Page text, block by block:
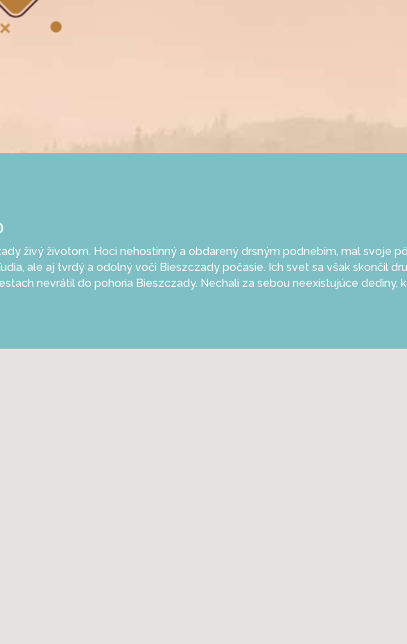
živý životom. Hoci nehostinný a obdarený drsným podnebím, mal svoje
ale aj tvrdý a odolný voči Bieszczady počasie. Ich svet sa však skončil
nevrátil do pohoria Bieszczady. Nechali za sebou neexistujúce dediny,